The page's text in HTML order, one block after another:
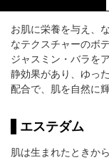
お肌に栄養を与え、
なテクスチャーのボ
ジャスミン・バラを
静効果があり、ゆっ
配合で、肌を自然に
エステダム
肌は生まれたときか